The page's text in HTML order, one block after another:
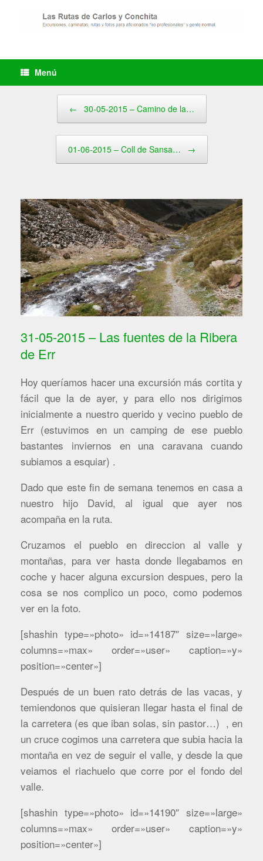
Menú
← 30-05-2015 – Camino de la…
01-06-2015 – Coll de Sansa… →
31-05-2015 – Las fuentes de la Ribera
de Err
Hoy queríamos hacer una excursión más cortita y
fácil que la de ayer, y para ello nos dirigimos
inicialmente a nuestro querido y vecino pueblo de
Err (estuvimos en un camping de ese pueblo
bastantes inviernos en una caravana cuando
subiamos a esquiar) .
Dado que este fin de semana tenemos en casa a
nuestro hijo David, al igual que ayer nos
acompaña en la ruta.
Cruzamos el pueblo en direccion al valle y
montañas, para ver hasta donde llegabamos en
coche y hacer alguna excursion despues, pero la
cosa se nos complico un poco, como podemos
ver en la foto.
[shashin type=»photo» id=»14187″ size=»large»
columns=»max» order=»user» caption=»y»
position=»center»]
Después de un buen rato detrás de las vacas, y
temiendonos que quisieran llegar hasta el final de
la carretera (es que iban solas, sin pastor…) , en
un cruce cogimos una carretera que subia hacia la
montaña en vez de seguir el valle, y desde la que
veiamos el riachuelo que corre por el fondo del
valle.
[shashin type=»photo» id=»14190″ size=»large»
columns=»max» order=»user» caption=»y»
position=»center»]